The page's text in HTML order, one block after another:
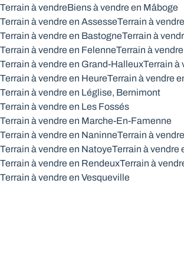
Max. budget
Chercher
Terrain à vendreBiens à vendre en Mâboge
Terrain à vendre en AssesseTerrain à
Terrain à vendre en BastogneTerrain à
Terrain à vendre en FelenneTerrain à
Terrain à vendre en Grand-HalleuxTerrain à
Terrain à vendre en HeureTerrain à vendre
Terrain à vendre en Léglise, Bernimont
Terrain à vendre en Les Fossés
Terrain à vendre en Marche-En-Famenne
Terrain à vendre en NaninneTerrain à
Terrain à vendre en NatoyeTerrain à vendre
Terrain à vendre en RendeuxTerrain à
Terrain à vendre en Vesqueville